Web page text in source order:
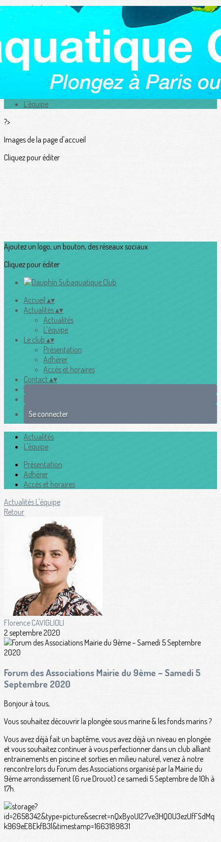
Exporter les lignes sélectionnées
Exporter toutes les colonnes
Exporter uniquement les colonnes affichées
Menu
L'équipe
?>
Images de la page d'accueil
Cliquez pour éditer
Ajoutez un logo, un bouton, des réseaux sociaux
Cliquez pour éditer
Accueil ▴▾
Actualités▴▾
Actualités
L'équipe
Le club ▴▾
Présentation
Adhérer
Accès et horaires
Contact▴▾
Se connecter
Actualités
L'équipe
Présentation
Adhérer
Accès et horaires
Actualités L'équipe
Retour
Florence CAVIGLIOLI
2 septembre 2020
Forum des Associations Mairie du 9ème – Samedi 5
Septembre 2020
Bonjour à tous,
Vous souhaitez découvrir la plongée sous marine & les fonds marins ?
Vous avez déjà fait un baptême, vous avez déjà un niveau en plongée
et vous souhaitez continuer à vous perfectionner dans un club alliant
entrainements en piscine et sorties en milieu naturel, venez à notre
rencontre lors du Forum des Associations organisé par la Mairie du
9ème arrondissement (6 rue Drouot) ce samedi 5 Septembre de 10h à
17h.